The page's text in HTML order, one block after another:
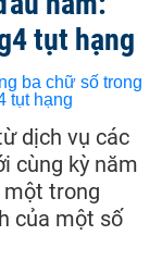
tụt hạng
dịch vụ các
cùng kỳ năm
một trong
của một số